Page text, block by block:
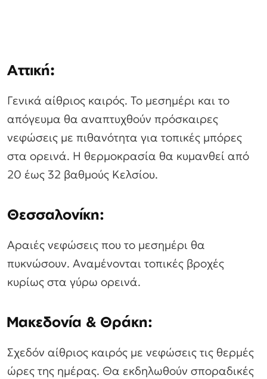
Αττική:
Γενικά αίθριος καιρός. Το μεσημέρι και το
απόγευμα θα αναπτυχθούν πρόσκαιρες
νεφώσεις με πιθανότητα για τοπικές μπόρες
στα ορεινά. Η θερμοκρασία θα κυμανθεί από
20 έως 32 βαθμούς Κελσίου.
Θεσσαλονίκη:
Αραιές νεφώσεις που το μεσημέρι θα
πυκνώσουν. Αναμένονται τοπικές βροχές
κυρίως στα γύρω ορεινά.
Μακεδονία & Θράκη:
Σχεδόν αίθριος καιρός με νεφώσεις τις θερμές
ώρες της ημέρας. Θα εκδηλωθούν σποραδικές